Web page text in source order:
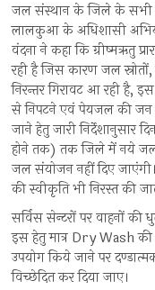
जल संस्थान के जिले के सभी
लालकुआ के अधिशासी
वंदना ने कहा कि ग्रीष्मऋतु
रही है जिस कारण जल
निरन्तर गिरावट आ रही है,
से निपटने एवं पेयजल की जन
जाने हेतु जारी निर्देशानुसार
होने तक) तक जिले में नये जल
जल संयोजन नहीं दिए
की स्वीकृति भी निरस्त की
सर्विस सेन्टरों पर वाहनों की
इस हेतु मात्र Dry Wash की
उपयोग किये जाने पर
विच्छेदित कर दिया जाए।